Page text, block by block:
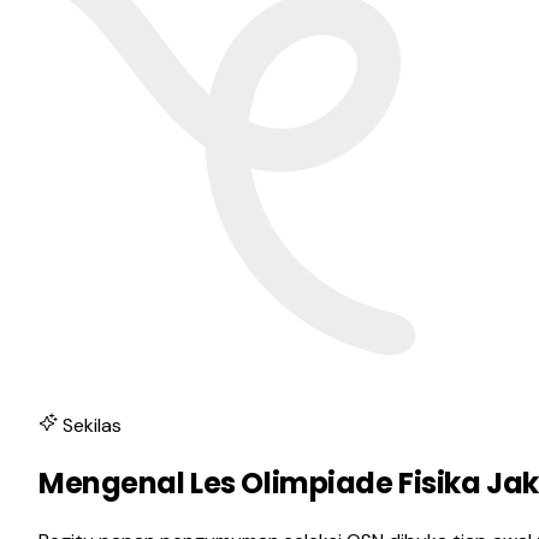
Sekilas
Mengenal Les Olimpiade Fisika